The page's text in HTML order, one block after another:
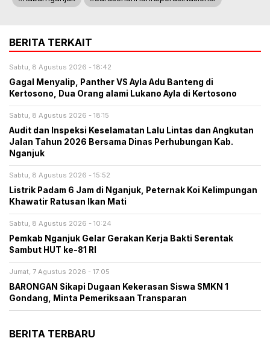
BERITA TERKAIT
Sabtu, 8 Agustus 2026 - 18:42
Gagal Menyalip, Panther VS Ayla Adu Banteng di
Kertosono, Dua Orang alami Lukano Ayla di Kertosono
Sabtu, 8 Agustus 2026 - 18:15
Audit dan Inspeksi Keselamatan Lalu Lintas dan Angkutan
Jalan Tahun 2026 Bersama Dinas Perhubungan Kab.
Nganjuk
Sabtu, 8 Agustus 2026 - 15:52
Listrik Padam 6 Jam di Nganjuk, Peternak Koi Kelimpungan
Khawatir Ratusan Ikan Mati
Sabtu, 8 Agustus 2026 - 10:24
Pemkab Nganjuk Gelar Gerakan Kerja Bakti Serentak
Sambut HUT ke-81 RI
Jumat, 7 Agustus 2026 - 17:05
BARONGAN Sikapi Dugaan Kekerasan Siswa SMKN 1
Gondang, Minta Pemeriksaan Transparan
BERITA TERBARU